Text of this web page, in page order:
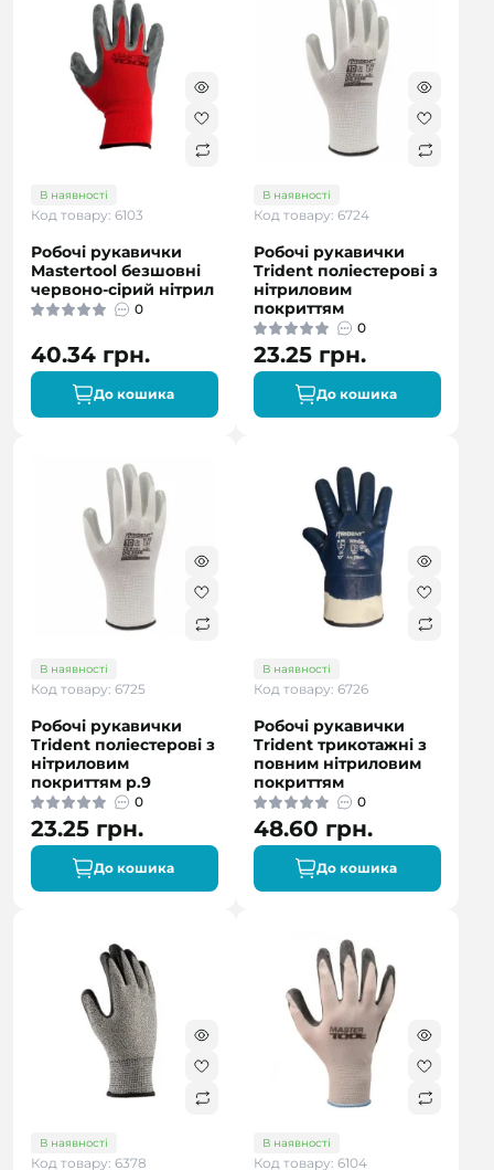
В наявності
Код товару: 6103
Робочі рукавички
Mastertool безшовні
червоно-сірий нітрил
0
40.34 грн.
До кошика
В наявності
Код товару: 6724
Робочі рукавички
Trident поліестерові з
нітриловим
покриттям
0
23.25 грн.
До кошика
В наявності
Код товару: 6725
Робочі рукавички
Trident поліестерові з
нітриловим
покриттям р.9
0
23.25 грн.
До кошика
В наявності
Код товару: 6726
Робочі рукавички
Trident трикотажні з
повним нітриловим
покриттям
0
48.60 грн.
До кошика
В наявності
Код товару: 6378
В наявності
Код товару: 6104